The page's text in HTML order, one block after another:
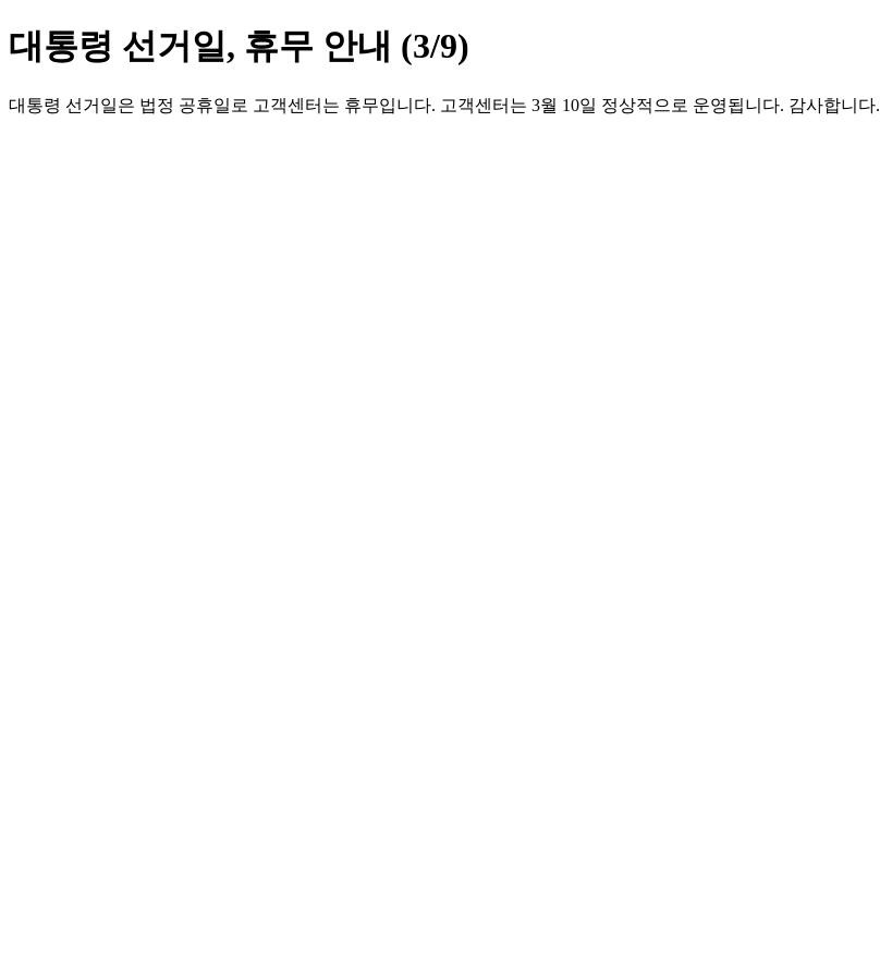
대통령 선거일, 휴무 안내 (3/9)
대통령 선거일은 법정 공휴일로 고객센터는 휴무입니다. 고객센터는 3월 10일 정상적으로 운영됩니다. 감사합니다.